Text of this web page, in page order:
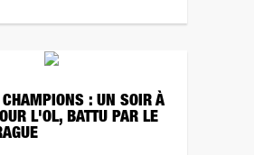
CHAMPIONS : UN SOIR À
L'OL, BATTU PAR LE